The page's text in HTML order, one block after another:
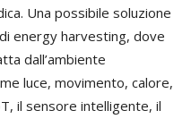
Una possibile soluzione
energy harvesting, dove
dall’ambiente
luce, movimento, calore,
il sensore intelligente, il